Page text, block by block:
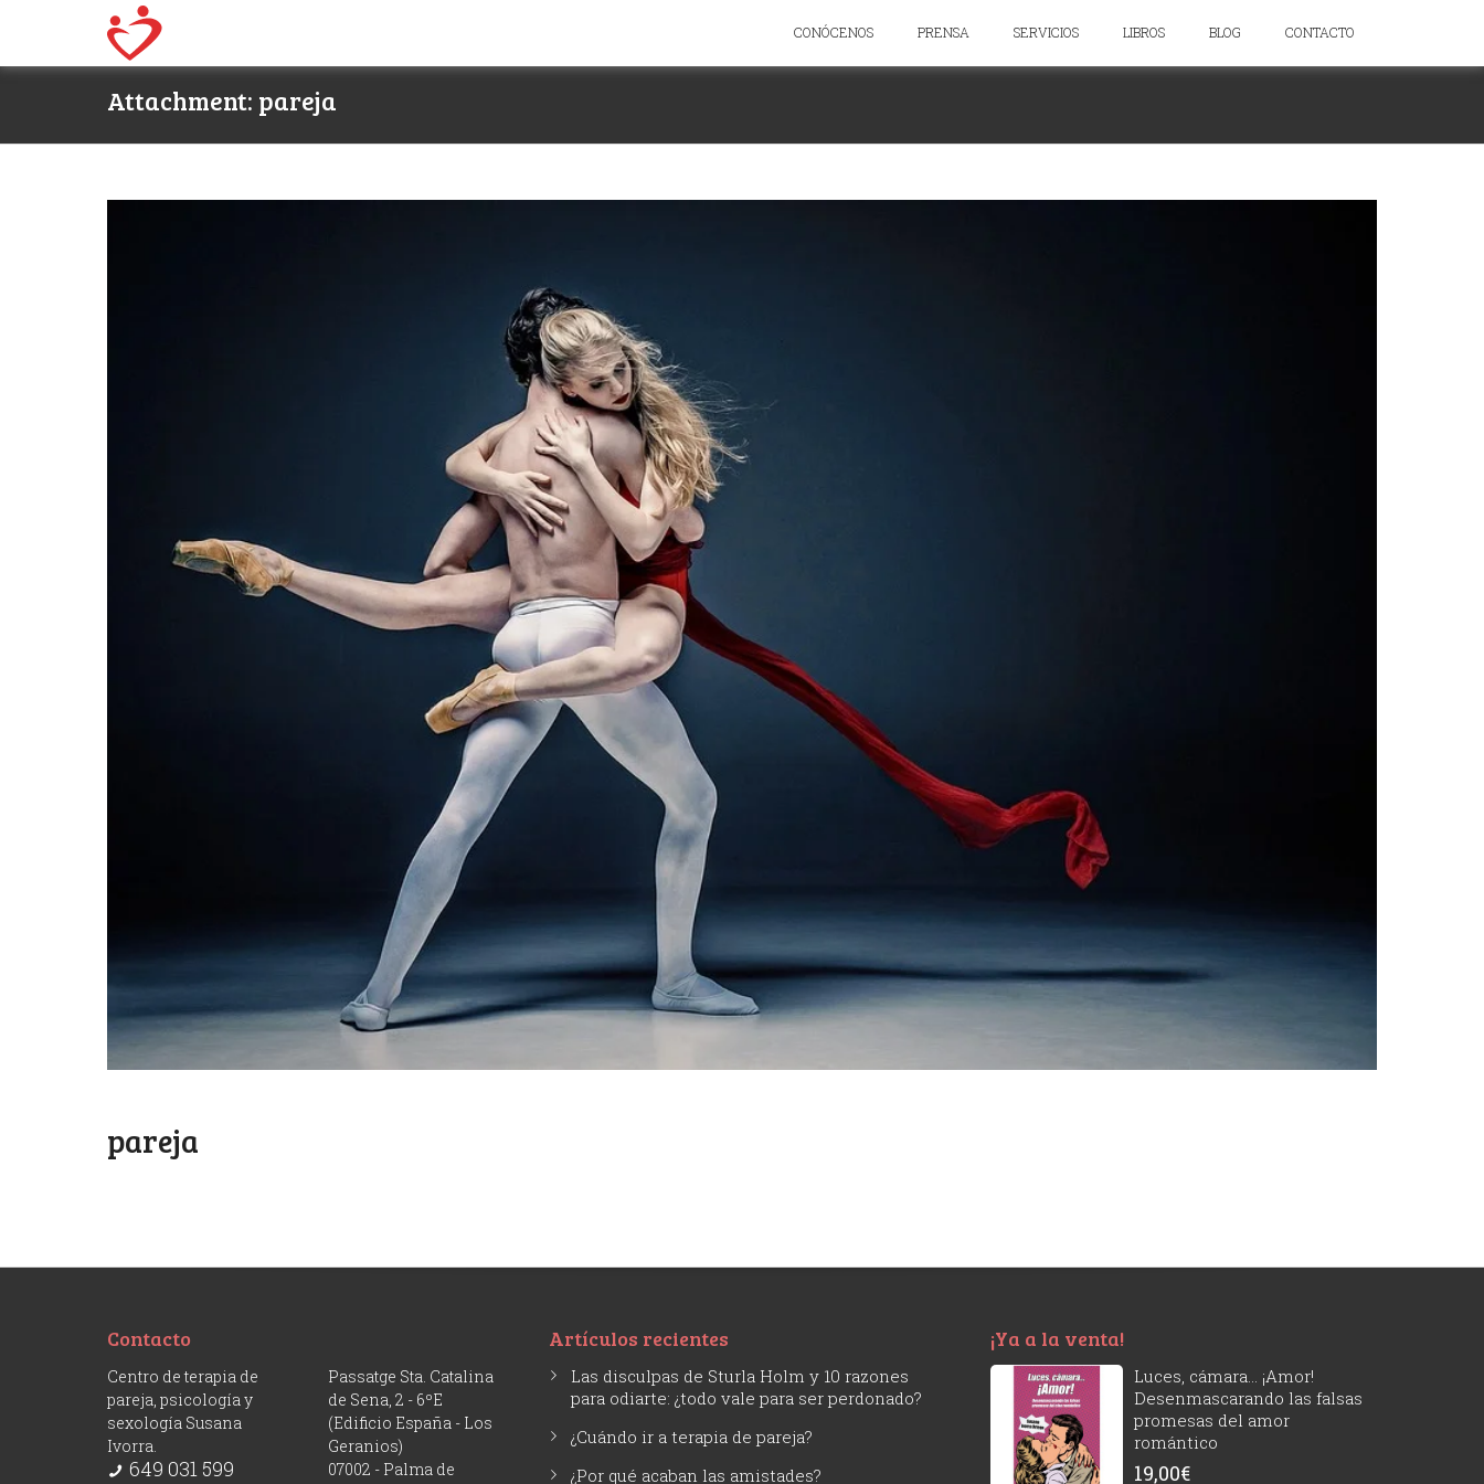
CONÓCENOS PRENSA SERVICIOS LIBROS BLOG CONTACTO
Attachment: pareja
pareja
Contacto
Centro de terapia de
pareja, psicología y
sexología Susana
Ivorra.
649 031 599
Passatge Sta. Catalina
de Sena, 2 - 6ºE
(Edificio España - Los
Geranios)
07002 - Palma de
Artículos recientes
Las disculpas de Sturla Holm y 10 razones
para odiarte: ¿todo vale para ser perdonado?
¿Cuándo ir a terapia de pareja?
¿Por qué acaban las amistades?
¡Ya a la venta!
Luces, cámara... ¡Amor!
Desenmascarando las falsas
promesas del amor
romántico
19,00€